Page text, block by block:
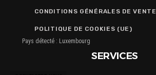
CONDITIONS GÉNÉRALES DE VENTE
POLITIQUE DE COOKIES (UE)
Pays détecté : Luxembourg
SERVICES